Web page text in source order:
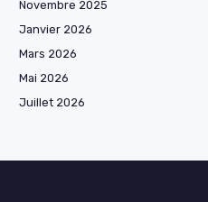
Novembre 2025
Janvier 2026
Mars 2026
Mai 2026
Juillet 2026